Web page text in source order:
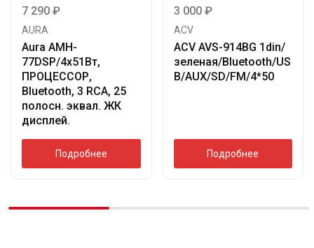
7 290 ₽
AURA
Aura AMH-
77DSP/4х51Вт,
ПРОЦЕССОР,
Bluetooth, 3 RCA, 25
полосн. эквал. ЖК
дисплей.
Подробнее
3 000 ₽
ACV
ACV AVS-914BG 1din/
зеленая/Bluetooth/US
B/AUX/SD/FM/4*50
Подробнее